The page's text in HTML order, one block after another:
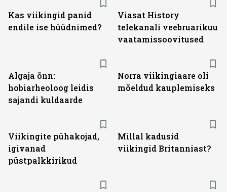
Kas viikingid panid
endile ise hüüdnimed?
Viasat History
telekanali veebruarikuu
vaatamissoovitused
Algaja õnn:
hobiarheoloog leidis
sajandi kuldaarde
Norra viikingiaare oli
mõeldud kauplemiseks
Viikingite pühakojad,
igivanad
püstpalkkirikud
Millal kadusid
viikingid Britanniast?